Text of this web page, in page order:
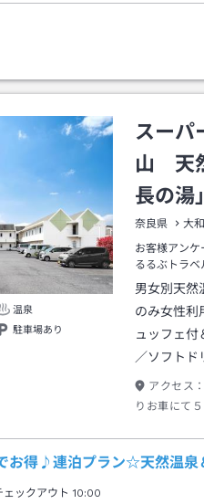
温泉
駐車場あり
スーパ
山 天
長の湯」
奈良県 大
お客様アンケ
るるぶトラベ
男女別天然
のみ女性利
ュッフェ
／ソフト
アクセス：
りお車にて
お得♪連泊プラン☆天然温
ックアウト 10:00